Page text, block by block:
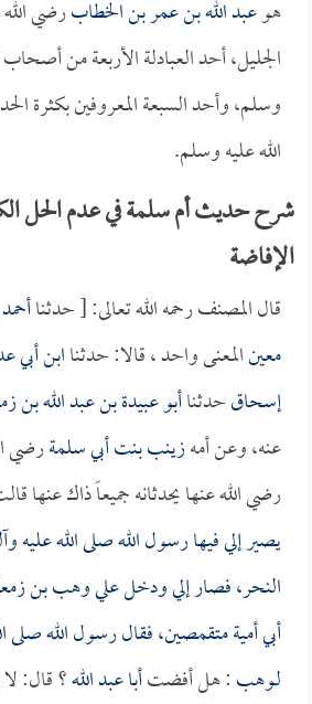
هوعبد الله بن عمر بن الخطابرضي
الجليل، أحد العبادلة الأربعة من
وسلم، وأحد السبعة المعروفين بكثرة
الله عليه وسلم.
شرح حديث أم سلمة في عدم الحل
الإفاضة
قال المصنف رحمه الله تعالى: [ حدثنا
معينالمعنى واحد ، قالا: حدثناابن أبي
إسحاقحدثناأبو عبيدة بن عبد الله بن
عنه، وعن أمهزينب بنت أبي سلمةرضي
رضي الله عنها يحدثانه جميعاً ذاك عنها
يصير إلي فيها رسول الله صلى الله عليه
النحر، فصار إلي ودخل عليوهب بن
أبي أمية متقمصين، فقال رسول الله صلى
لـوهب: هل أفضتأبا عبد الله؟ قال: لا